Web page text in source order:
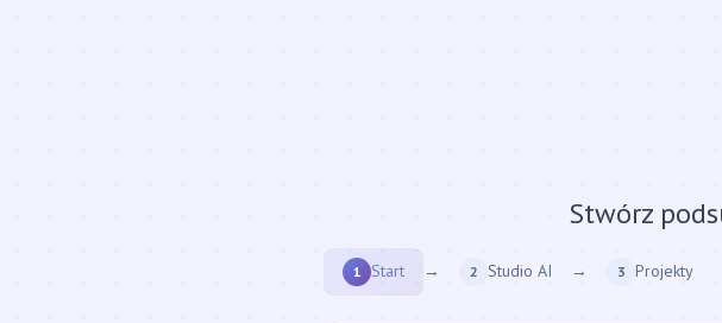
Stwórz
1 Start → 2 Studio AI → 3 Projekty